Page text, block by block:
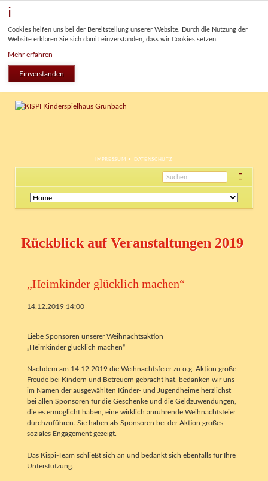
Cookies helfen uns bei der Bereitstellung unserer Website. Durch die Nutzung der
Website erklären Sie sich damit einverstanden, dass wir Cookies setzen.
Mehr erfahren
Einverstanden
NAVIGATION
IMPRESSUM DATENSCHUTZ
Navigation
überspringen
Rückblick auf Veranstaltungen 2019
„Heimkinder glücklich machen“
14.12.2019 14:00
Liebe Sponsoren unserer Weihnachtsaktion
„Heimkinder glücklich machen“
Nachdem am 14.12.2019 die Weihnachtsfeier zu o.g. Aktion große
Freude bei Kindern und Betreuern gebracht hat, bedanken wir uns
im Namen der ausgewählten Kinder- und Jugendheime herzlichst
bei allen Sponsoren für die Geschenke und die Geldzuwendungen,
die es ermöglicht haben, eine wirklich anrührende Weihnachtsfeier
durchzuführen. Sie haben als Sponsoren bei der Aktion großes
soziales Engagement gezeigt.
Das Kispi-Team schließt sich an und bedankt sich ebenfalls für Ihre
Unterstützung.